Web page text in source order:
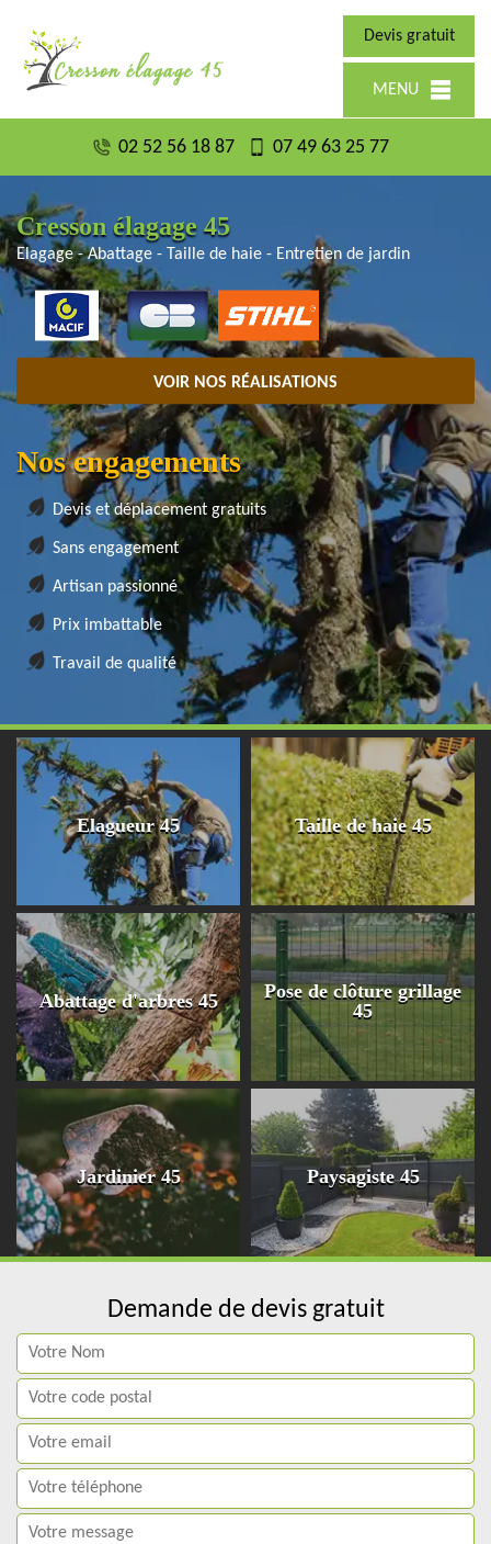
Devis gratuit
MENU
02 52 56 18 87 07 49 63 25 77
Cresson élagage 45
Elagage - Abattage - Taille de haie - Entretien de jardin
VOIR NOS RÉALISATIONS
Nos engagements
Devis et déplacement gratuits
Sans engagement
Artisan passionné
Prix imbattable
Travail de qualité
Elagueur 45 Taille de haie 45
Abattage d'arbres 45
Pose de clôture grillage
45
Jardinier 45 Paysagiste 45
Demande de devis gratuit